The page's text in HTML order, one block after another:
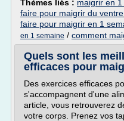
Thèmes liés : maigrir en
faire pour maigrir du
faire pour maigrir en 1
en 1 semaine / comment
Quels sont les
efficaces pour
Des exercices efficaces
s'accompagnent d'une
article, vous retrouverez
votre corps. Prenez vos